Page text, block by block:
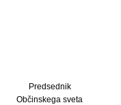
Predsednik
Občinskega sveta